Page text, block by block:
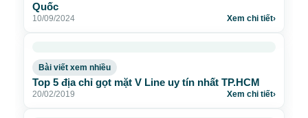
Quốc
10/09/2024 Xem chi tiết›
Bài viết xem nhiều
Top 5 địa chỉ gọt mặt V Line uy tín nhất TP.HCM
20/02/2019 Xem chi tiết›